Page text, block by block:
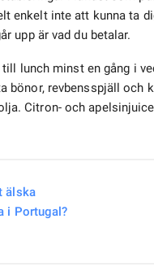
enkelt inte att kunna ta
upp är vad du betalar.
lunch minst en gång i
bönor, revbensspjäll och
Citron- och
älska
i Portugal?